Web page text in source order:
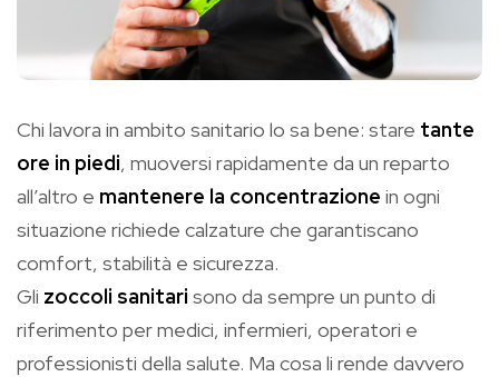
Chi lavora in ambito sanitario lo sa bene: stare tante
ore in piedi, muoversi rapidamente da un reparto
all’altro e mantenere la concentrazione in ogni
situazione richiede calzature che garantiscano
comfort, stabilità e sicurezza.
Gli zoccoli sanitari sono da sempre un punto di
riferimento per medici, infermieri, operatori e
professionisti della salute. Ma cosa li rende davvero